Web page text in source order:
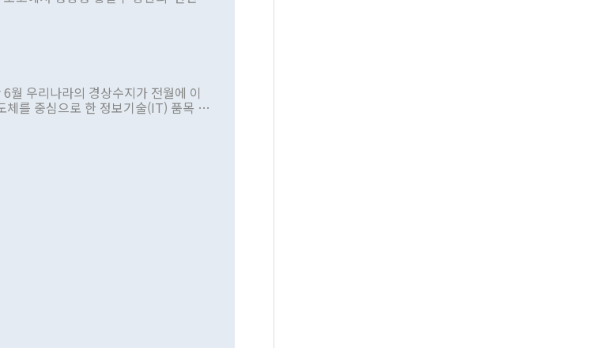
은 사안을 정책으로 추진하겠다고 공
'이라는 비판을 내놨다. 그동안 정 장
은 적은 여러 번 있지만 대통령과 유
장을 표명한 것은 이례적이다. 정 장
어해야 한다는 목소리도 높아지고 있
흘러간 선(先)비핵화만 되뇌는 것은
최선을 다할 것"이라고 말했다. 하
월 우리나라의 경상수지가 전월에 이
체를 중심으로 한 정보기술(IT) 품목 수
넘어섰다. 상품수입은 644억8000만
는 282.7% 증가했다. IT 품목
도 ▲석유제품(47.5%) ▲화공품